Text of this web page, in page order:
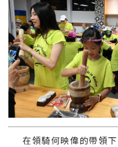
在領騎何映偉的帶領下